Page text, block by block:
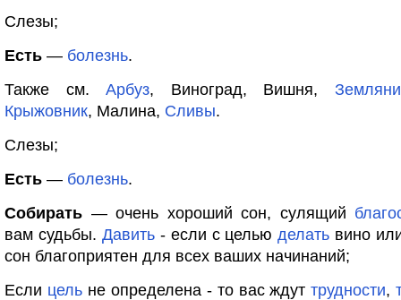
Слезы;
Есть — болезнь.
Также см. Арбуз, Виноград, Вишня,
Крыжовник, Малина, Сливы.
Слезы;
Есть — болезнь.
Собирать — очень хороший сон, сулящий
вам судьбы. Давить- если с цельюделать вино
сон благоприятен для всех ваших начинаний;
Если цельне определена - то вас ждуттрудности,